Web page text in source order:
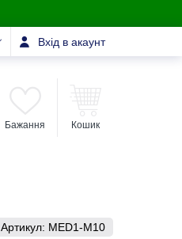
Вхід в акаунт
Бажання Кошик
Артикул: MED1-M10